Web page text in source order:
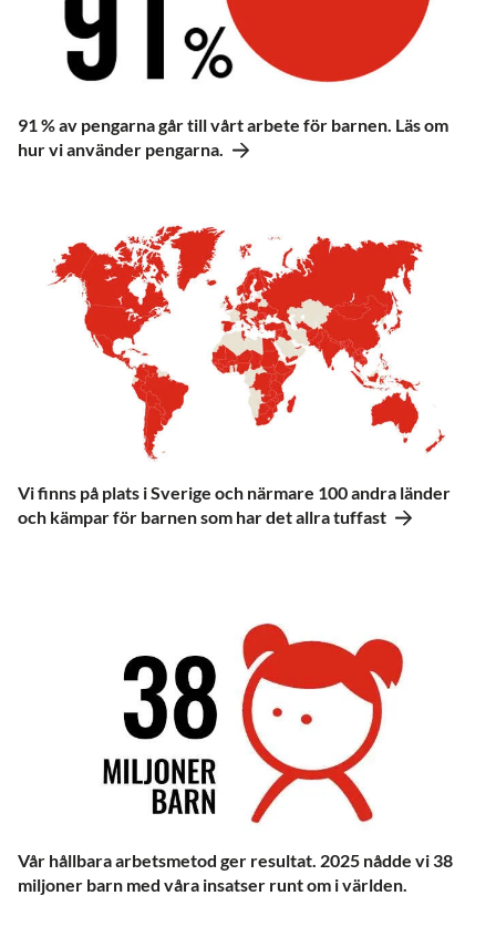
91 % av pengarna går till vårt arbete för barnen. Läs om
hur vi använder pengarna.
Vi finns på plats i Sverige och närmare 100 andra länder
och kämpar för barnen som har det allra tuffast
Vår hållbara arbetsmetod ger resultat. 2025 nådde vi 38
miljoner barn med våra insatser runt om i världen.